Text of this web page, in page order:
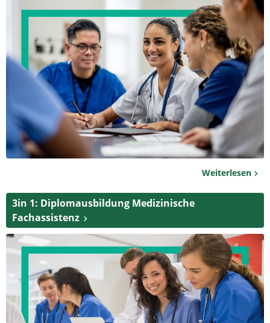
Weiterlesen
3in 1: Diplomausbildung Medizinische
Fachassistenz